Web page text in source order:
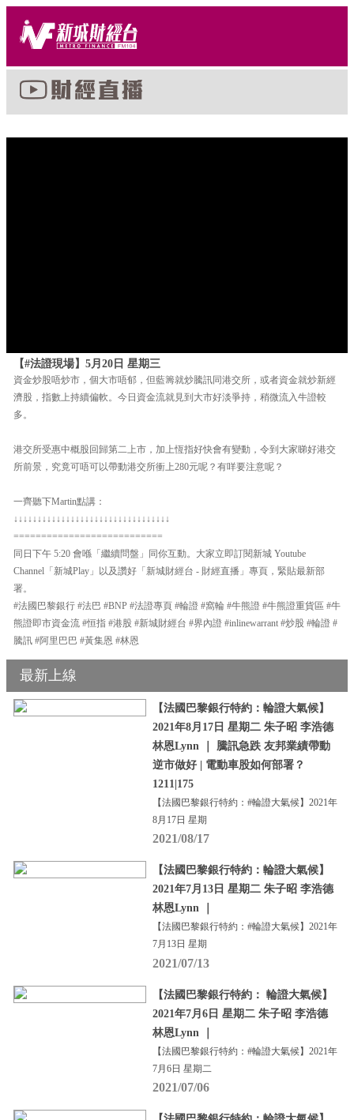
【#法證現場】5月20日 星期三
資金炒股唔炒市，個大市唔郁，但藍籌就炒騰訊同港交所，或者資金就炒新經
濟股，指數上持續偏軟。今日資金流就見到大市好淡爭持，稍微流入牛證較
多。
港交所受惠中概股回歸第二上市，加上恆指好快會有變動，令到大家睇好港交
所前景，究竟可唔可以帶動港交所衝上280元呢？有咩要注意呢？
一齊聽下Martin點講：
↓↓↓↓↓↓↓↓↓↓↓↓↓↓↓↓↓↓↓↓↓↓↓↓↓↓↓↓↓↓↓↓↓
===========================
同日下午 5:20 會喺「繼續問盤」同你互動。大家立即訂閱新城 Youtube
Channel「新城Play」以及讚好「新城財經台 - 財經直播」專頁，緊貼最新部
署。
#法國巴黎銀行 #法巴 #BNP #法證專頁 #輪證 #窩輪 #牛熊證 #牛熊證重貨區 #牛
熊證即市資金流 #恒指 #港股 #新城財經台 #界內證 #inlinewarrant #炒股 #輪證 #
騰訊 #阿里巴巴 #黃集恩 #林恩
最新上線
【法國巴黎銀行特約：輪證大氣候】
2021年8月17日 星期二 朱子昭 李浩德
林恩Lynn ｜ 騰訊急跌 友邦業績帶動
逆市做好 | 電動車股如何部署？
1211|175
【法國巴黎銀行特約：#輪證大氣候】2021年
8月17日 星期
2021/08/17
【法國巴黎銀行特約：輪證大氣候】
2021年7月13日 星期二 朱子昭 李浩德
林恩Lynn ｜
【法國巴黎銀行特約：#輪證大氣候】2021年
7月13日 星期
2021/07/13
【法國巴黎銀行特約： 輪證大氣候】
2021年7月6日 星期二 朱子昭 李浩德
林恩Lynn ｜
【法國巴黎銀行特約：#輪證大氣候】2021年
7月6日 星期二
2021/07/06